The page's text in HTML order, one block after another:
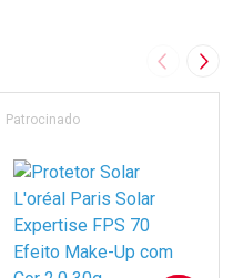
Imagem
Patrocinado